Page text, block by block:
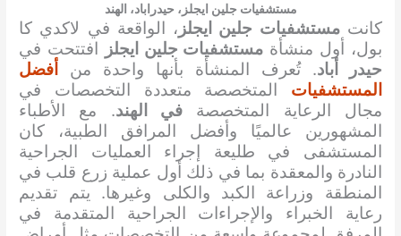
مستشفيات جلين ايجلز، حيدراباد، الهند
كانتمستشفيات جلين ايجلز ، الواقعة في لاكدي كا
بول، أول منشأة مستشفيات جلين ايجلز افتتحت في
حيدر أباد. تُعرف المنشأة بأنها واحدة من
أفضل
المستشفيات المتخصصة متعددة التخصصات في
مجال الرعاية المتخصصة في الهند. مع الأطباء
المشهورين عالميًا وأفضل المرافق الطبية، كان
المستشفى في طليعة إجراء العمليات الجراحية
النادرة والمعقدة بما في ذلك أول عملية زرع قلب في
المنطقة وزراعة الكبد والكلى وغيرها. يتم تقديم
رعاية الخبراء والإجراءات الجراحية المتقدمة في